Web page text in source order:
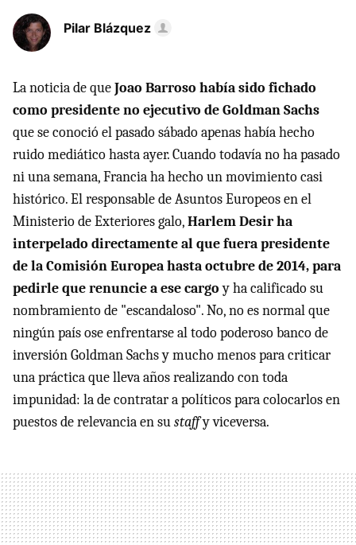
Pilar Blázquez
La noticia de queJoao Barroso había sido fichado
como presidente no ejecutivo de Goldman Sachs
que se conoció el pasado sábado apenas había hecho
ruido mediático hasta ayer. Cuando todavía no ha pasado
ni una semana, Francia ha hecho un movimiento casi
histórico. El responsable de Asuntos Europeos en el
Ministerio de Exteriores galo,Harlem Desir ha
interpelado directamente al que fuera presidente
de la Comisión Europea hasta octubre de 2014, para
pedirle que renuncie a ese cargoy ha calificado su
nombramiento de "escandaloso". No, no es normal que
ningún país ose enfrentarse al todo poderoso banco de
inversión Goldman Sachs y mucho menos para criticar
una práctica que lleva años realizando con toda
impunidad: la de contratar a políticos para colocarlos en
puestos de relevancia en sustaffy viceversa.